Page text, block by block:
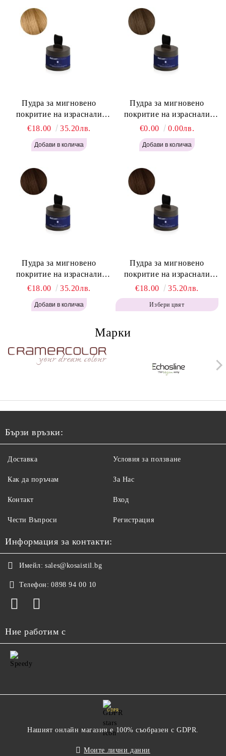
Пудра за мигновено
покритие на израснали
корени Русо - Labor Pro
Instant Retouch Powder -
Blonde H645
€18.00 35.20лв.
Пудра за мигновено
покритие на израснали
корени Светло Кафяво -
Labor Pro Instant Retouch
Powder - Light Brown H644
€0.00 0.00лв.
Пудра за мигновено
покритие на израснали
корени Топло Кафяво -
Labor Pro Instant Retouch
Powder - Warm Brown H643
€18.00 35.20лв.
Пудра за мигновено
покритие на израснали
корени Кафяво - Labor Pro
Instant Retouch Powder -
Brown H642
€18.00 35.20лв.
Избери цвят
Марки
Бързи връзки:
Доставка
Как да поръчам
Контакт
Чести Въпроси
Условия за ползване
За Нас
Вход
Регистрация
Информация за контакти:
Имейл: sales@kosaistil.bg
Телефон: 0898 94 00 10
Ние работим с
GDPR
Нашият онлайн магазин е 100% съобразен с GDPR.
Моите лични данни